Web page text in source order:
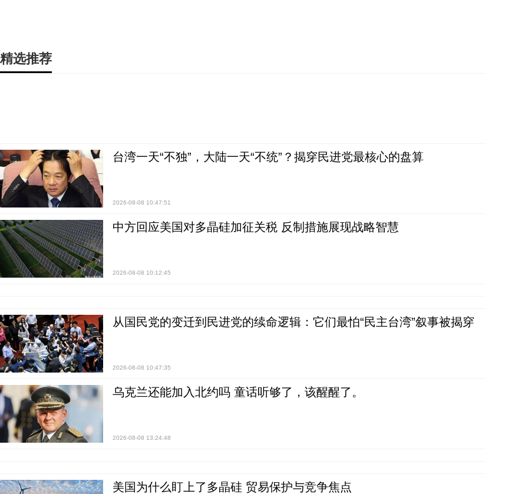
精选推荐
台湾一天“不独”，大陆一天“不统”？揭穿民进党最核心的盘算
2026-08-08 10:47:51
中方回应美国对多晶硅加征关税 反制措施展现战略智慧
2026-08-08 10:12:45
从国民党的变迁到民进党的续命逻辑：它们最怕“民主台湾”叙事被揭穿
2026-08-08 10:47:35
乌克兰还能加入北约吗 童话听够了，该醒醒了。
2026-08-08 13:24:48
美国为什么盯上了多晶硅 贸易保护与竞争焦点